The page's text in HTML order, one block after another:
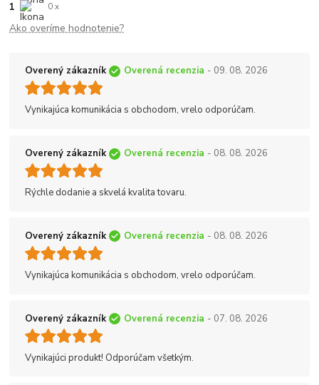
1 0 x
Ako overíme hodnotenie?
Overený zákazník Overená recenzia - 09. 08. 2026
Vynikajúca komunikácia s obchodom, vrelo odporúčam.
Overený zákazník Overená recenzia - 08. 08. 2026
Rýchle dodanie a skvelá kvalita tovaru.
Overený zákazník Overená recenzia - 08. 08. 2026
Vynikajúca komunikácia s obchodom, vrelo odporúčam.
Overený zákazník Overená recenzia - 07. 08. 2026
Vynikajúci produkt! Odporúčam všetkým.